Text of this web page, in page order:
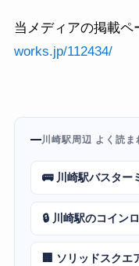
当メディアの掲載ペ
works.jp/112434/
川崎駅周辺 よく読ま
🚌 川崎駅バスター
🔒 川崎駅のコイン
🏢 ソリッドスク